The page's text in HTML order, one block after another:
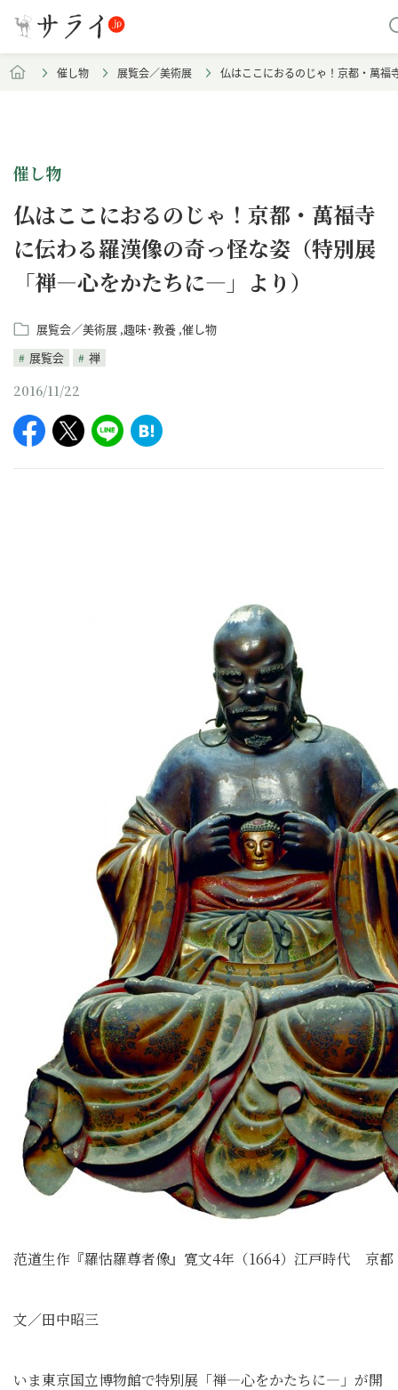
催し物 展覧会／美術展 仏はここにおるのじゃ！京都・萬
催し物
仏はここにおるのじゃ！京都・萬福寺
に伝わる羅漢像の奇っ怪な姿（特別展
「禅―心をかたちに―」より）
展覧会／美術展 趣味･教養 催し物
展覧会
禅
2016/11/22
范道生作『羅怙羅尊者像』寛文4年（1664）江戸時代 京都
文／田中昭三
いま東京国立博物館で特別展「禅―心をかたちに―」が開